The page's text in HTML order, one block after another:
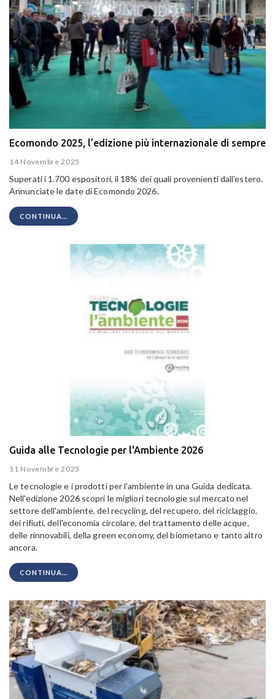
Ecomondo 2025, l’edizione più internazionale di sempre
14 Novembre 2025
Superati i 1.700 espositori, il 18% dei quali provenienti dall’estero.
Annunciate le date di Ecomondo 2026.
CONTINUA...
Guida alle Tecnologie per l'Ambiente 2026
11 Novembre 2025
Le tecnologie e i prodotti per l'ambiente in una Guida dedicata.
Nell'edizione 2026 scopri le migliori tecnologie sul mercato nel
settore dell'ambiente, del recycling, del recupero, del riciclaggio,
dei rifiuti, dell'economia circolare, del trattamento delle acque,
delle rinnovabili, della green economy, del biometano e tanto altro
ancora.
CONTINUA...